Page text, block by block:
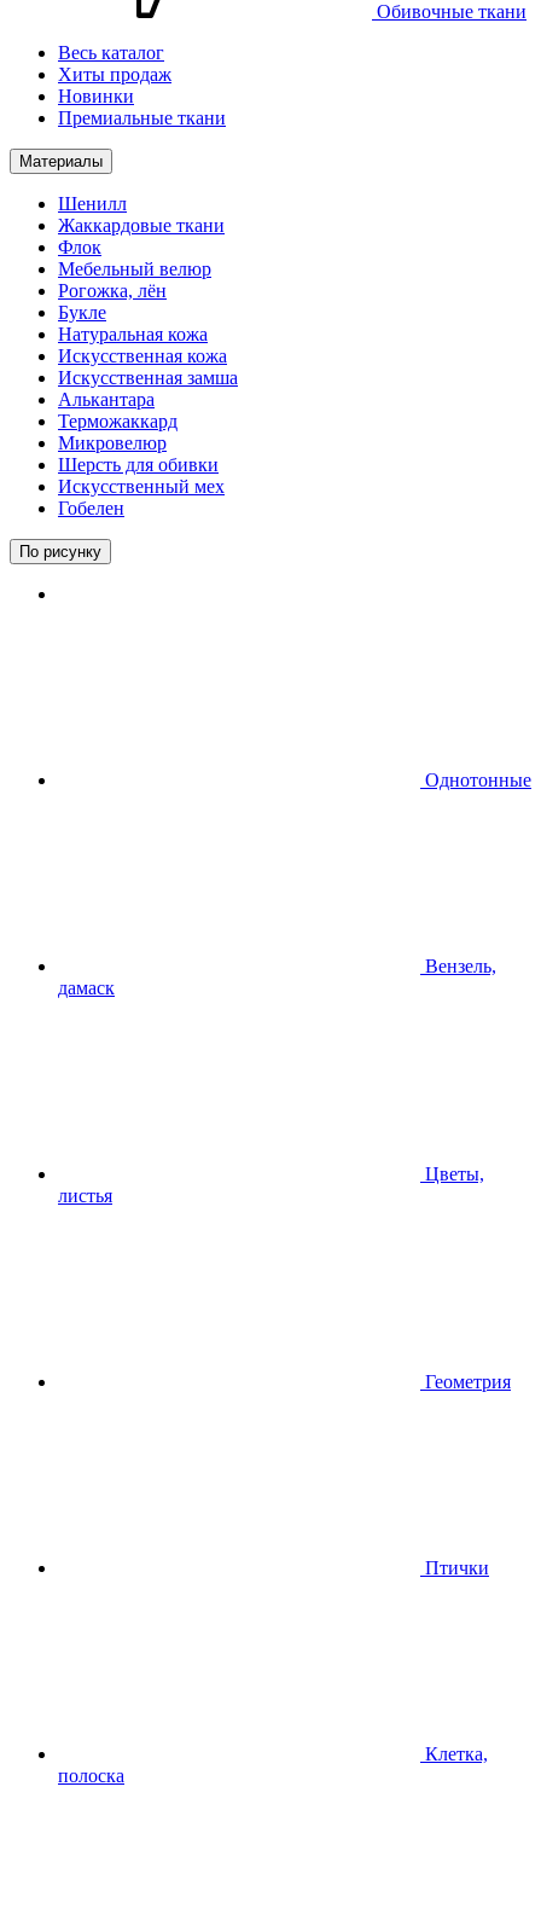
Обивочные ткани
Весь каталог
Хиты продаж
Новинки
Премиальные ткани
Материалы
Шенилл
Жаккардовые ткани
Флок
Мебельный велюр
Рогожка, лён
Букле
Натуральная кожа
Искусственная кожа
Искусственная замша
Алькантара
Терможаккард
Микровелюр
Шерсть для обивки
Искусственный мех
Гобелен
По рисунку
Однотонные
Вензель,
дамаск
Цветы,
листья
Геометрия
Птички
Клетка,
полоска